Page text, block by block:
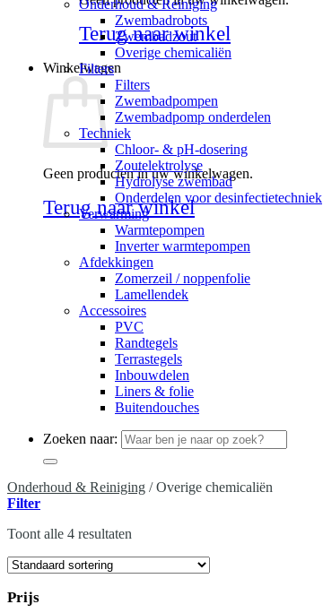
Terug naar winkel
Winkelwagen
Geen producten in uw winkelwagen.
Terug naar winkel
Onderhoud & Reiniging
Zwembadrobots
Zwembadzout
Overige chemicaliën
Filters
Filters
Zwembadpompen
Zwembadpomp onderdelen
Techniek
Chloor- & pH-dosering
Zoutelektrolyse
Hydrolyse zwembad
Onderdelen voor desinfectietechniek
Verwarming
Warmtepompen
Inverter warmtepompen
Afdekkingen
Zomerzeil / noppenfolie
Lamellendek
Accessoires
PVC
Randtegels
Terrastegels
Inbouwdelen
Liners & folie
Buitendouches
Zoeken naar:
Onderhoud & Reiniging /Overige chemicaliën
Filter
Toont alle 4 resultaten
Prijs